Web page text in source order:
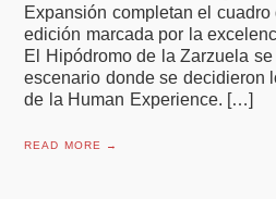
Expansión completan el
edición marcada por la
El Hipódromo de la Zarzuela
escenario donde se decidieron
de la Human Experience. […]
READ MORE →